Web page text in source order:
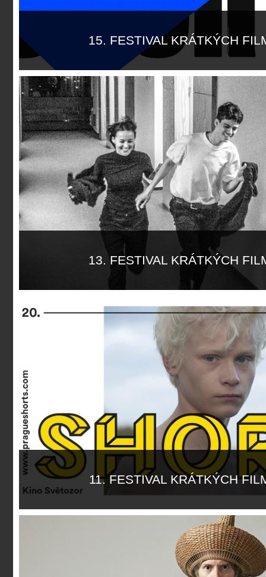
15. FESTIVAL KRÁTKÝCH
Více informací
13. FESTIVAL KRÁTKÝCH
11. FESTIVAL KRÁTKÝCH
Více informací